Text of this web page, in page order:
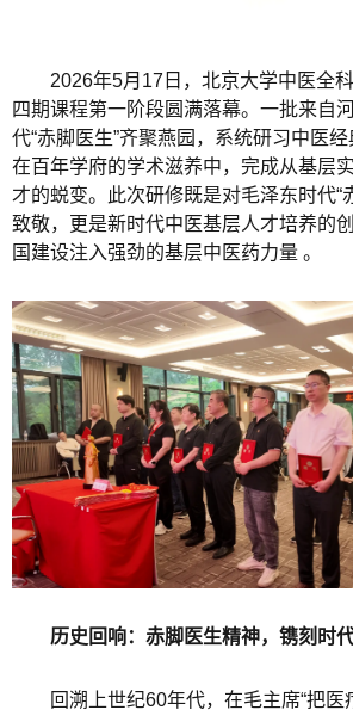
2026年5月17日，北京大学中医全
四期课程第一阶段圆满落幕。一批来自
代“赤脚医生”齐聚燕园，系统研习中医经
在百年学府的学术滋养中，完成从基层
才的蜕变。此次研修既是对毛泽东时代“
致敬，更是新时代中医基层人才培养的
国建设注入强劲的基层中医药力量 。
历史回响：赤脚医生精神，镌刻时
回溯上世纪60年代，在毛主席“把